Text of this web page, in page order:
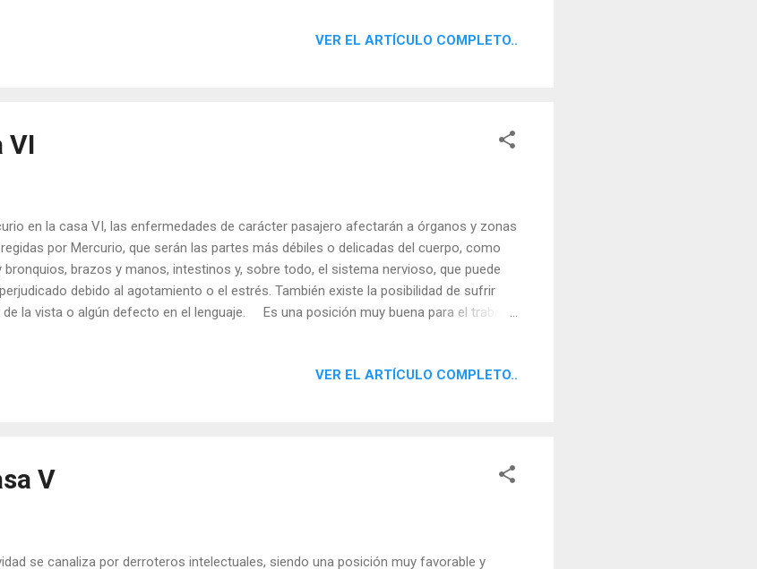
que por amor. También las asociaciones, ya sean profesionales o de otro tipo, se
VER EL ARTÍCULO COMPLETO..
VI
en la casa VI, las enfermedades de carácter pasajero afectarán a órganos y zonas
por Mercurio, que serán las partes más débiles o delicadas del cuerpo, como
bronquios, brazos y manos, intestinos y, sobre todo, el sistema nervioso, que puede
debido al agotamiento o el estrés. También existe la posibilidad de sufrir
la vista o algún defecto en el lenguaje. Es una posición muy buena para el trabajo,
en toda clase de técnicas, proporciona habilidad para trabajar con ordenadores y
VER EL ARTÍCULO COMPLETO..
V
se canaliza por derroteros intelectuales, siendo una posición muy favorable y